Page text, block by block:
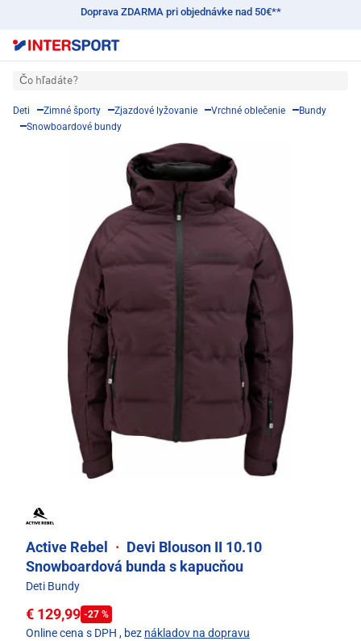
Doprava ZDARMA pri objednávke nad 50€**
Čo hľadáte?
Deti Zimné športy Zjazdové lyžovanie Vrchné oblečenie
Bundy
Snowboardové bundy
Active Rebel · Devi Blouson II 10.10
Snowboardová bunda s kapucňou
Deti Bundy
€ 129,99 -27 %
Online cena s DPH , bez nákladov na dopravu